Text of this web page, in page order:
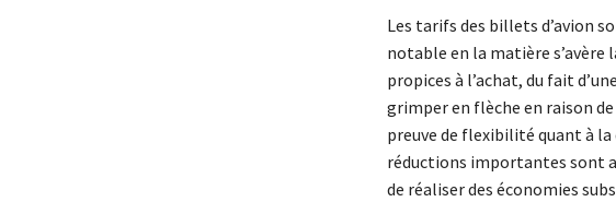
Les tarifs des billets d’avion
notable en la matière
propices à l’achat, du fait
grimper en flèche en raison de
preuve de flexibilité quant à la
réductions importantes sont
de réaliser des économies